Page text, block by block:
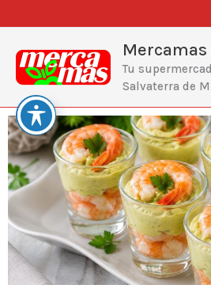
al
contenido
Mercamas
Tu
Salvaterra de